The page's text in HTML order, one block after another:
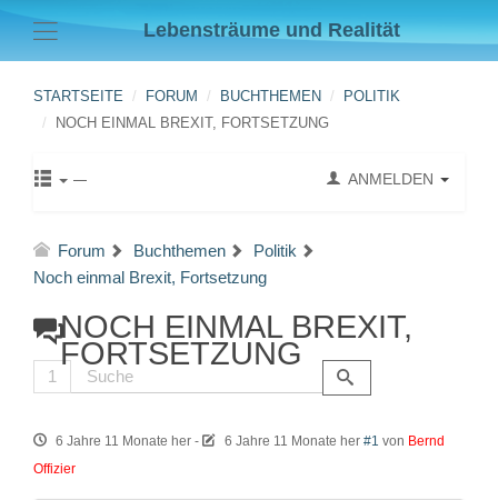
Lebensträume und Realität
STARTSEITE FORUM BUCHTHEMEN
POLITIK
NOCH EINMAL BREXIT, FORTSETZUNG
ANMELDEN
Forum Buchthemen
Politik
Noch einmal Brexit, Fortsetzung
NOCH EINMAL BREXIT,
FORTSETZUNG
1
6 Jahre 11 Monate her - 6 Jahre 11 Monate her #1 von Bernd
Offizier